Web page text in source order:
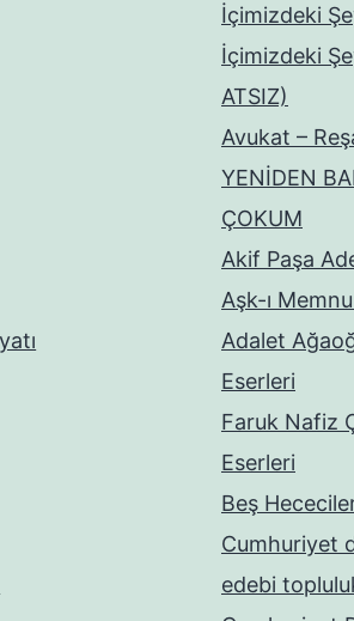
İçimizdeki
İçimizdeki
ATSIZ)
Avukat –
YENİDEN
ÇOKUM
Akif Paşa
Aşk-ı
Adalet
Eserleri
Faruk Nafiz
Eserleri
Beş
Cumhuriyet
edebi